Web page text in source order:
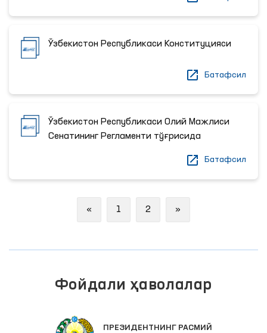
Ўзбекистон Республикаси Конституцияси
Батафсил
Ўзбекистон Республикаси Олий Мажлиси
Сенатининг Регламенти тўғрисида
Батафсил
« Previous
1 2 »
Фойдали ҳаволалар
ПРЕЗИДЕНТНИНГ РАСМИЙ